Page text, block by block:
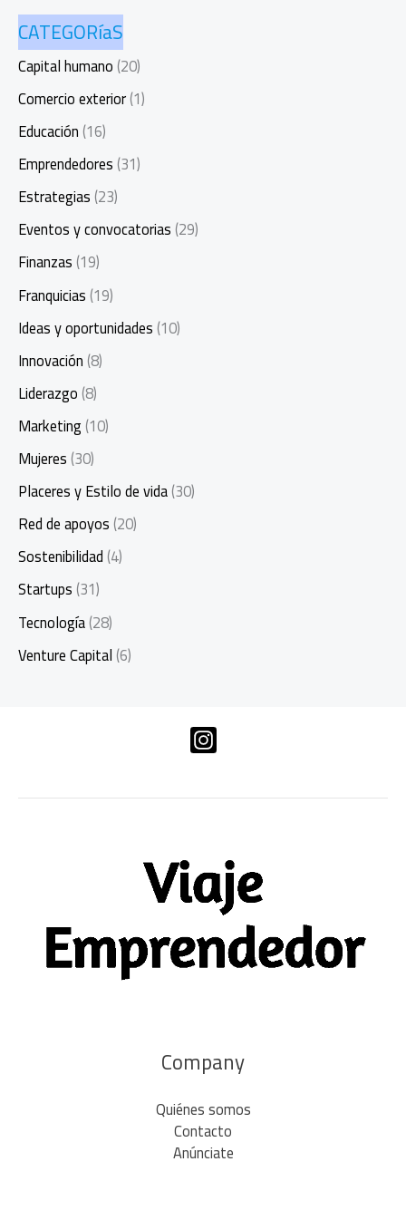
CATEGORíaS
Capital humano(20)
Comercio exterior(1)
Educación(16)
Emprendedores(31)
Estrategias(23)
Eventos y convocatorias(29)
Finanzas(19)
Franquicias(19)
Ideas y oportunidades(10)
Innovación(8)
Liderazgo(8)
Marketing(10)
Mujeres(30)
Placeres y Estilo de vida(30)
Red de apoyos(20)
Sostenibilidad(4)
Startups(31)
Tecnología(28)
Venture Capital(6)
Company
Quiénes somos
Contacto
Anúnciate